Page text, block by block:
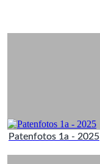
Patenfotos 1a - 2025